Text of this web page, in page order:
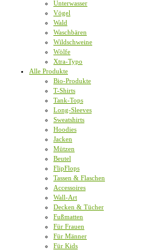
Unterwasser
Vögel
Wald
Waschbären
Wildschweine
Wölfe
Xtra-Typo
Alle Produkte
Bio-Produkte
T-Shirts
Tank-Tops
Long-Sleeves
Sweatshirts
Hoodies
Jacken
Mützen
Beutel
FlipFlops
Tassen & Flaschen
Accessoires
Wall-Art
Decken & Tücher
Fußmatten
Für Frauen
Für Männer
Für Kids